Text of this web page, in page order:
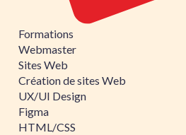
Formations
Webmaster
Sites Web
Création de sites Web
UX/UI Design
Figma
HTML/CSS